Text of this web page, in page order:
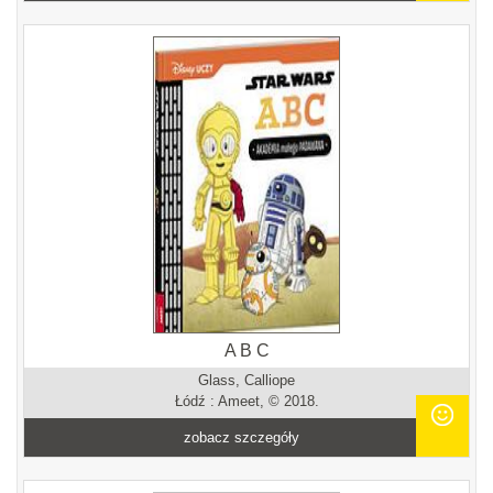
A B C
Glass, Calliope
Łódź : Ameet, © 2018.
zobacz szczegóły